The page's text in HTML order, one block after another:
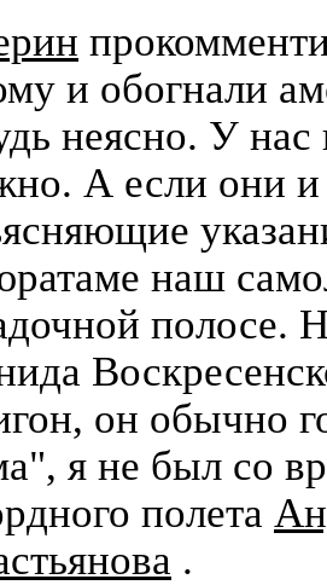
и обогнали
неясно. У
А если они
наш
полосе.
он обычно
я не был со
полета
.